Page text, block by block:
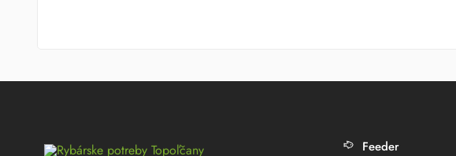
Feeder